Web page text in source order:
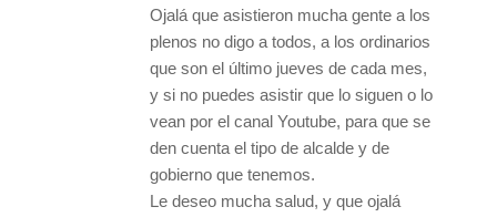
Ojalá que asistieron mucha gente a los
plenos no digo a todos, a los ordinarios
que son el último jueves de cada mes,
y si no puedes asistir que lo siguen o lo
vean por el canal Youtube, para que se
den cuenta el tipo de alcalde y de
gobierno que tenemos.
Le deseo mucha salud, y que ojalá